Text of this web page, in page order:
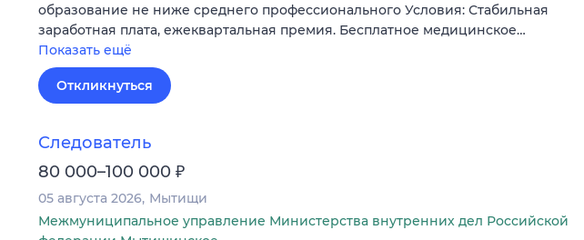
образование не ниже среднего профессионального Условия: Стабильная
заработная плата, ежеквартальная премия. Бесплатное медицинское…
Показать ещё
Откликнуться
Следователь
80 000–100 000 ₽
05 августа 2026 Мытищи
Межмуниципальное управление Министерства внутренних дел Российской